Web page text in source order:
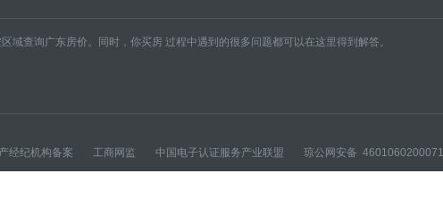
域查询广东房价。同时，你买房 过程中遇到的很多问题都可以在这里得到解答。
经纪机构备案 工商网监 中国电子认证服务产业联盟 琼公网安备